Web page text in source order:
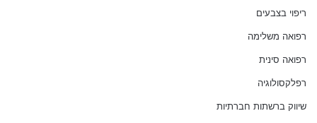
ריפוי בצבעים
רפואה משלימה
רפואה סינית
רפלקסולוגיה
שיווק ברשתות חברתיות